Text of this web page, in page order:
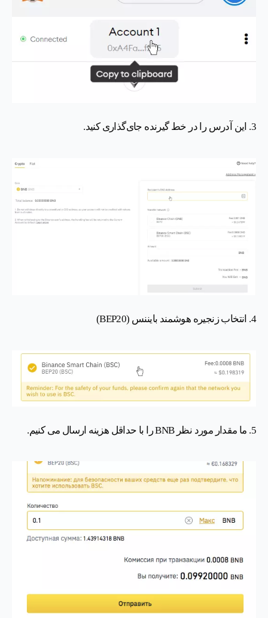
3. این آدرس را در خط گیرنده جای‌گذاری کنید.
4. انتخاب زنجیره هوشمند بایننس (BEP20)
5. ما مقدار مورد نظر BNB را با حداقل هزینه ارسال می کنیم.